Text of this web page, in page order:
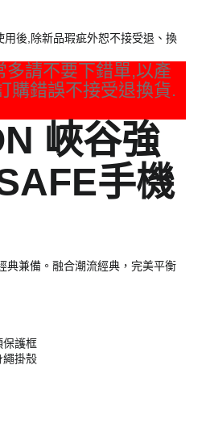
後,除新品瑕疵外恕不接受退、換
多請不要下錯單,以產
購錯誤不接受退換貨.
峽谷強
手機
典兼備。融合潮流經典，完美平衡
保護框
繩掛殼